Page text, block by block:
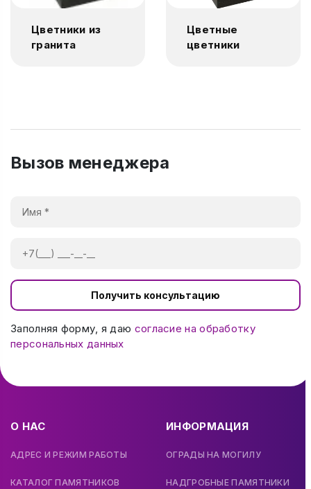
Цветники из
гранита
Цветные
цветники
Вызов менеджера
Получить консультацию
Заполняя форму, я даю согласие на обработку
персональных данных
О НАС
АДРЕС И РЕЖИМ РАБОТЫ
КАТАЛОГ ПАМЯТНИКОВ
ИНФОРМАЦИЯ
ОГРАДЫ НА МОГИЛУ
НАДГРОБНЫЕ ПАМЯТНИКИ